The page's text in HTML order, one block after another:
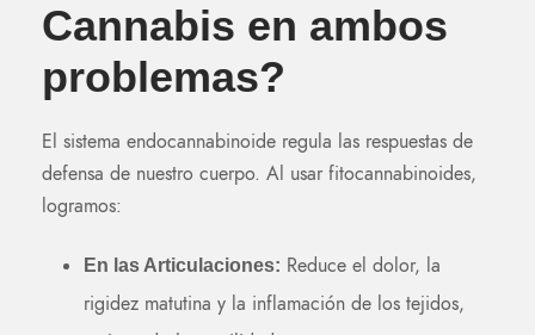
Cannabis en ambos
problemas?
El sistema endocannabinoide regula las respuestas de
defensa de nuestro cuerpo. Al usar fitocannabinoides,
logramos:
En las Articulaciones: Reduce el dolor, la
rigidez matutina y la inflamación de los tejidos,